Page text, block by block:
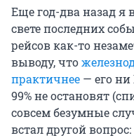
Еще год-два назад я
свете последних
рейсов как-то
выводу, что
практичнее — его
99% не остановят
совсем безумные
встал другой